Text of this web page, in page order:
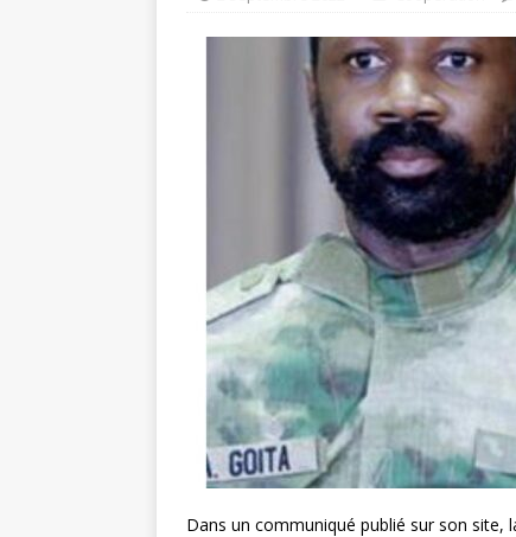
Dans un communiqué publié sur son site,